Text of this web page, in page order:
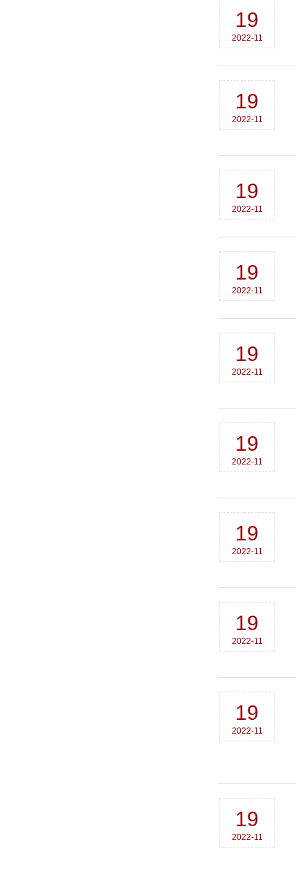
19
2022-11
19
2022-11
19
2022-11
19
2022-11
19
2022-11
19
2022-11
19
2022-11
19
2022-11
19
2022-11
19
2022-11